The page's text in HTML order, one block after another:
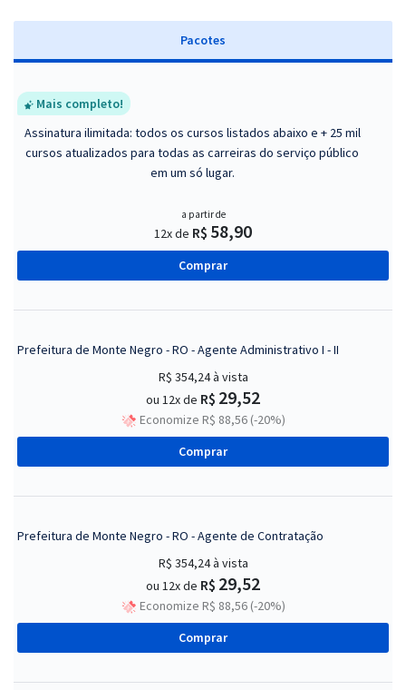
Pacotes
Mais completo!
Assinatura ilimitada: todos os cursos listados abaixo e + 25 mil
cursos atualizados para todas as carreiras do serviço público
em um só lugar.
a partir de
12x de R$ 58,90
Comprar
Prefeitura de Monte Negro - RO - Agente Administrativo I - II
R$ 354,24à vista
ou 12x de R$ 29,52
Economize R$ 88,56 (-20%)
Comprar
Prefeitura de Monte Negro - RO - Agente de Contratação
R$ 354,24à vista
ou 12x de R$ 29,52
Economize R$ 88,56 (-20%)
Comprar